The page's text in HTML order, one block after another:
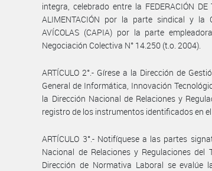
integra, celebrado entre la FEDERACIÓN DE
ALIMENTACIÓN por la parte sindical y la
AVÍCOLAS (CAPIA) por la parte
Negociación Colectiva N° 14.250 (t.o. 2004).
ARTÍCULO 2°.- Gírese a la Dirección de
General de Informática, Innovación
la Dirección Nacional de Relaciones y
registro de los instrumentos identificados en
ARTÍCULO 3°.- Notifíquese a las partes
Nacional de Relaciones y Regulaciones
Dirección de Normativa Laboral se